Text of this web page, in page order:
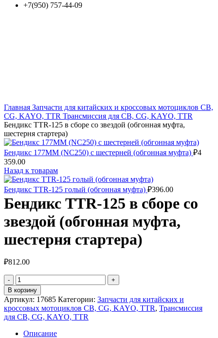
+7(950) 757-44-09
Главная Запчасти для китайских и кроссовых мотоциклов CB,
CG, KAYO, TTR Трансмиссия для CB, CG, KAYO, TTR
Бендикс TTR-125 в сборе со звездой (обгонная муфта,
шестерня стартера)
Бендикс 177MM (NC250) с шестерней (обгонная муфта) ₽4
359.00
Назад к товарам
Бендикс TTR-125 голый (обгонная муфта) ₽396.00
Бендикс TTR-125 в сборе со
звездой (обгонная муфта,
шестерня стартера)
₽812.00
Количество
товара
Бендикс
TTR-
125
в
сборе
В корзину
Артикул: 17685 Категории: Запчасти для китайских и
кроссовых мотоциклов CB, CG, KAYO, TTR, Трансмиссия
для CB, CG, KAYO, TTR
Описание